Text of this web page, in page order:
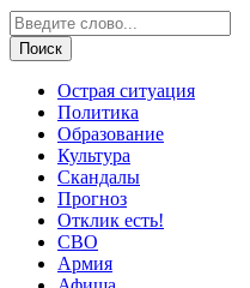
Острая ситуация
Политика
Образование
Культура
Скандалы
Прогноз
Отклик есть!
СВО
Армия